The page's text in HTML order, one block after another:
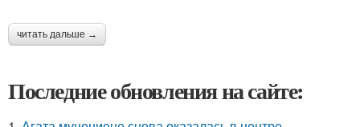
читать дальше →
Последние обновления на сайте: